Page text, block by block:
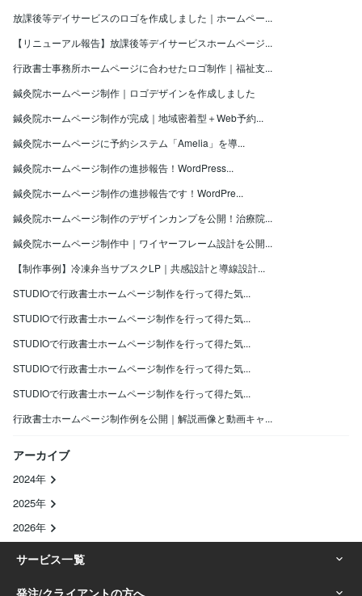
放課後等デイサービスのロゴを作成しました｜ホームペー...
【リニューアル報告】放課後等デイサービスホームページ...
行政書士事務所ホームページに合わせたロゴ制作｜福祉支...
鍼灸院ホームページ制作｜ロゴデザインを作成しました
鍼灸院ホームページ制作が完成｜地域密着型＋Web予約...
鍼灸院ホームページに予約システム「Amelia」を導...
鍼灸院ホームページ制作の進捗報告！WordPress...
鍼灸院ホームページ制作の進捗報告です！WordPre...
鍼灸院ホームページ制作のデザインカンプを公開！治療院...
鍼灸院ホームページ制作中｜ワイヤーフレーム設計を公開...
【制作事例】冷凍弁当サブスクLP｜共感設計と導線設計...
STUDIOで行政書士ホームページ制作を行って得た気...
STUDIOで行政書士ホームページ制作を行って得た気...
STUDIOで行政書士ホームページ制作を行って得た気...
STUDIOで行政書士ホームページ制作を行って得た気...
STUDIOで行政書士ホームページ制作を行って得た気...
行政書士ホームページ制作例を公開｜解説画像と動画キャ...
アーカイブ
2024年
2025年
2026年